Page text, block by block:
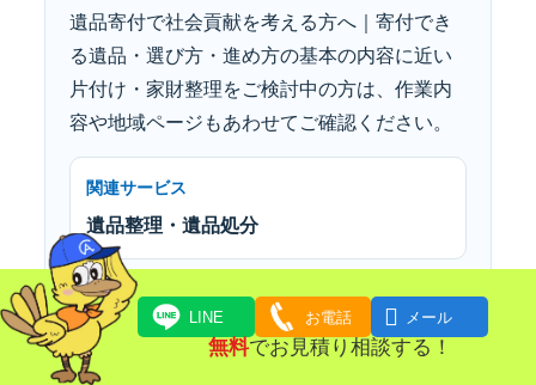
遺品寄付で社会貢献を考える方へ｜寄付でき
る遺品・選び方・進め方の基本の内容に近い
片付け・家財整理をご検討中の方は、作業内
容や地域ページもあわせてご確認ください。
関連サービス
遺品整理・遺品処分
対応エリア
対応エリア・写真相談
LINE お電話  メール
無料でお見積り相談する！